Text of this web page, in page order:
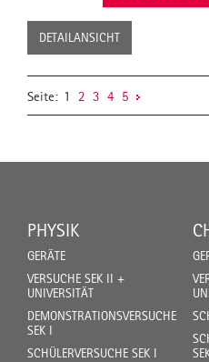
DETAILANSICHT
Seite: 1 2 3 4 5
PHYSIK
GERÄTE
VERSUCHE SEK II +
UNIVERSITÄT
DEMONSTRATIONSVERSUCHE
SEK I
SCHÜLERVERSUCHE SEK I